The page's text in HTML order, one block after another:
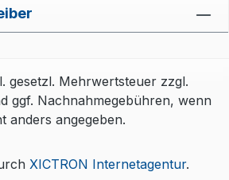
gesetzl. Mehrwertsteuer zzgl.
ggf. Nachnahmegebühren, wenn
anders angegeben.
XICTRON Internetagentur.